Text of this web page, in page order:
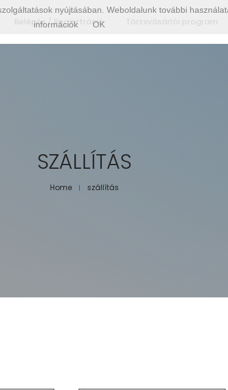
Belépés / Regisztráció
SZÁLLÍTÁS
Home szállítás
nyújtásában. Weboldalunk további
információk
OK